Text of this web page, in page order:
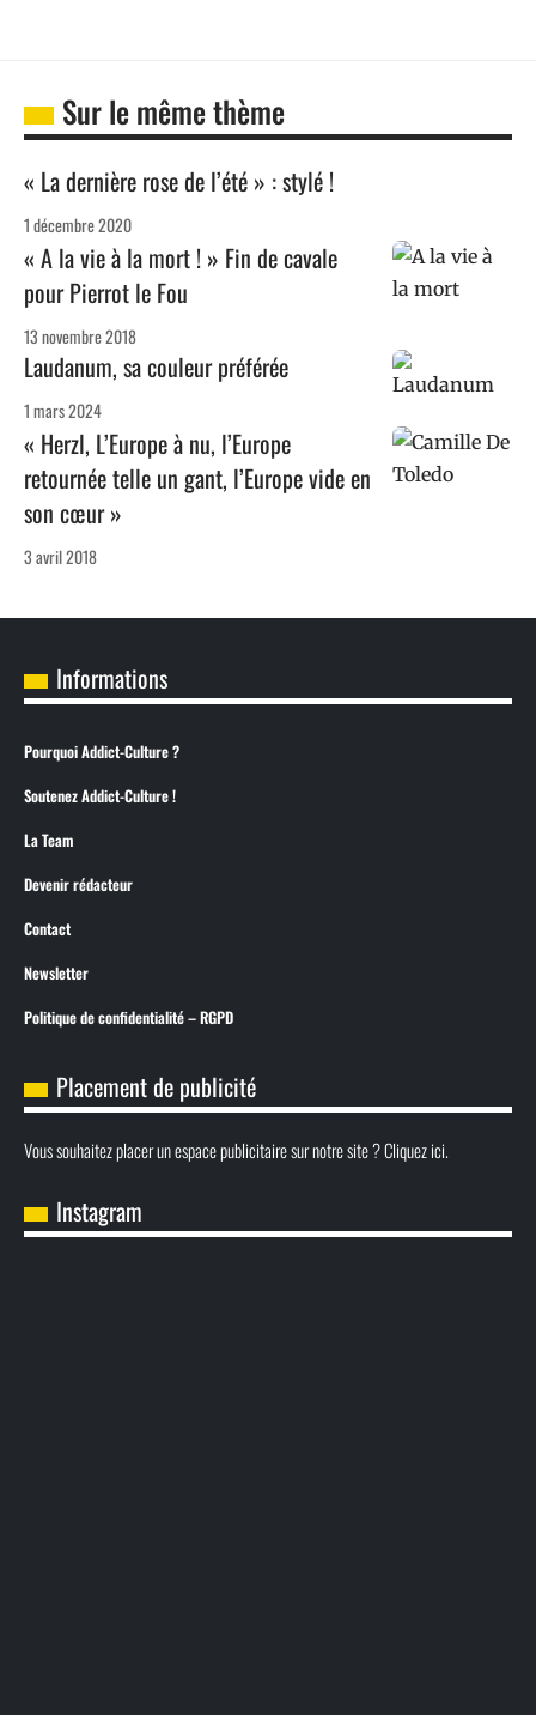
Sur le même thème
« La dernière rose de l’été » : stylé !
1 décembre 2020
« A la vie à la mort ! » Fin de cavale
pour Pierrot le Fou
13 novembre 2018
Laudanum, sa couleur préférée
1 mars 2024
« Herzl, L’Europe à nu, l’Europe
retournée telle un gant, l’Europe vide en
son cœur »
3 avril 2018
Informations
Pourquoi Addict-Culture ?
Soutenez Addict-Culture !
La Team
Devenir rédacteur
Contact
Newsletter
Politique de confidentialité – RGPD
Placement de publicité
Vous souhaitez placer un espace publicitaire sur notre site ? Cliquez ici.
Instagram